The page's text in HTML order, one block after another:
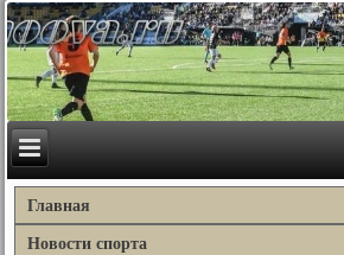
Главная
Новости спорта